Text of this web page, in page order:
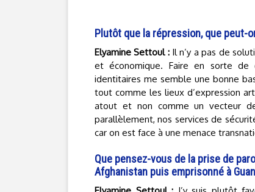
Plutôt que la répression, que peut-
Elyamine Settoul :Il n’y a pas de
et économique. Faire en sorte de
identitaires me semble une bonne
tout comme les lieux d’expression
atout et non comme un vecteur
parallèlement, nos services de
car on est face à une menace
Que pensez-vous de la prise de
Afghanistan puis emprisonné à